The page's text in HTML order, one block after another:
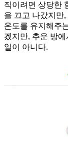
직이려면 상당한
을 끄고 나갔지만
온도를 유지해주
겠지만, 추운 방
일이 아니다.